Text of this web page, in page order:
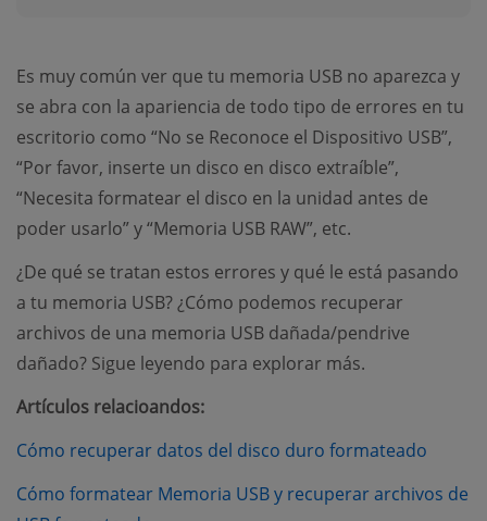
Es muy común ver que tu memoria USB no aparezca y
se abra con la apariencia de todo tipo de errores en tu
escritorio como “No se Reconoce el Dispositivo USB”,
“Por favor, inserte un disco en disco extraíble”,
“Necesita formatear el disco en la unidad antes de
poder usarlo” y “Memoria USB RAW”, etc.
¿De qué se tratan estos errores y qué le está pasando
a tu memoria USB? ¿Cómo podemos recuperar
archivos de una memoria USB dañada/pendrive
dañado? Sigue leyendo para explorar más.
Artículos relacioandos:
Cómo recuperar datos del disco duro formateado
Cómo formatear Memoria USB y recuperar archivos de